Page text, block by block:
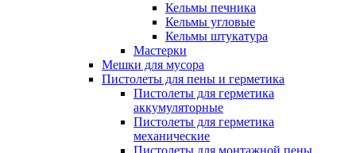
Кельмы печника
Кельмы угловые
Кельмы штукатура
Мастерки
Мешки для мусора
Пистолеты для пены и герметика
Пистолеты для герметика
аккумуляторные
Пистолеты для герметика
механические
Пистолеты для монтажной пены